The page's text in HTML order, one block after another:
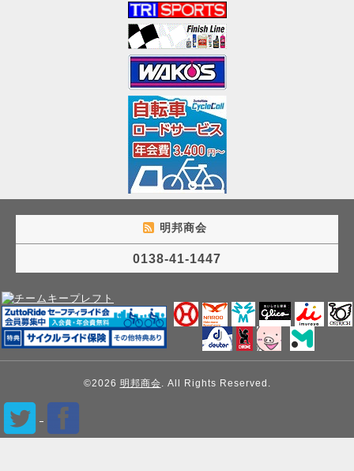
明邦商会
0138-41-1447
©2026 明邦商会. All Rights Reserved.